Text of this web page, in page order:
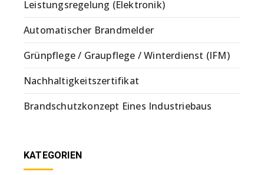
Leistungsregelung (Elektronik)
Automatischer Brandmelder
Grünpflege / Graupflege / Winterdienst (IFM)
Nachhaltigkeitszertifikat
Brandschutzkonzept Eines Industriebaus
KATEGORIEN